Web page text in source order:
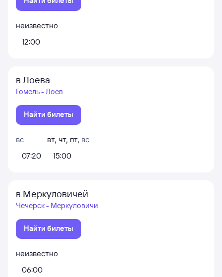
неизвестно
12:00
в Лоева
Гомель - Лоев
Найти билеты
вс
07:20
вт, чт, пт, вс
15:00
в Меркуловичей
Чечерск - Меркуловичи
Найти билеты
неизвестно
06:00